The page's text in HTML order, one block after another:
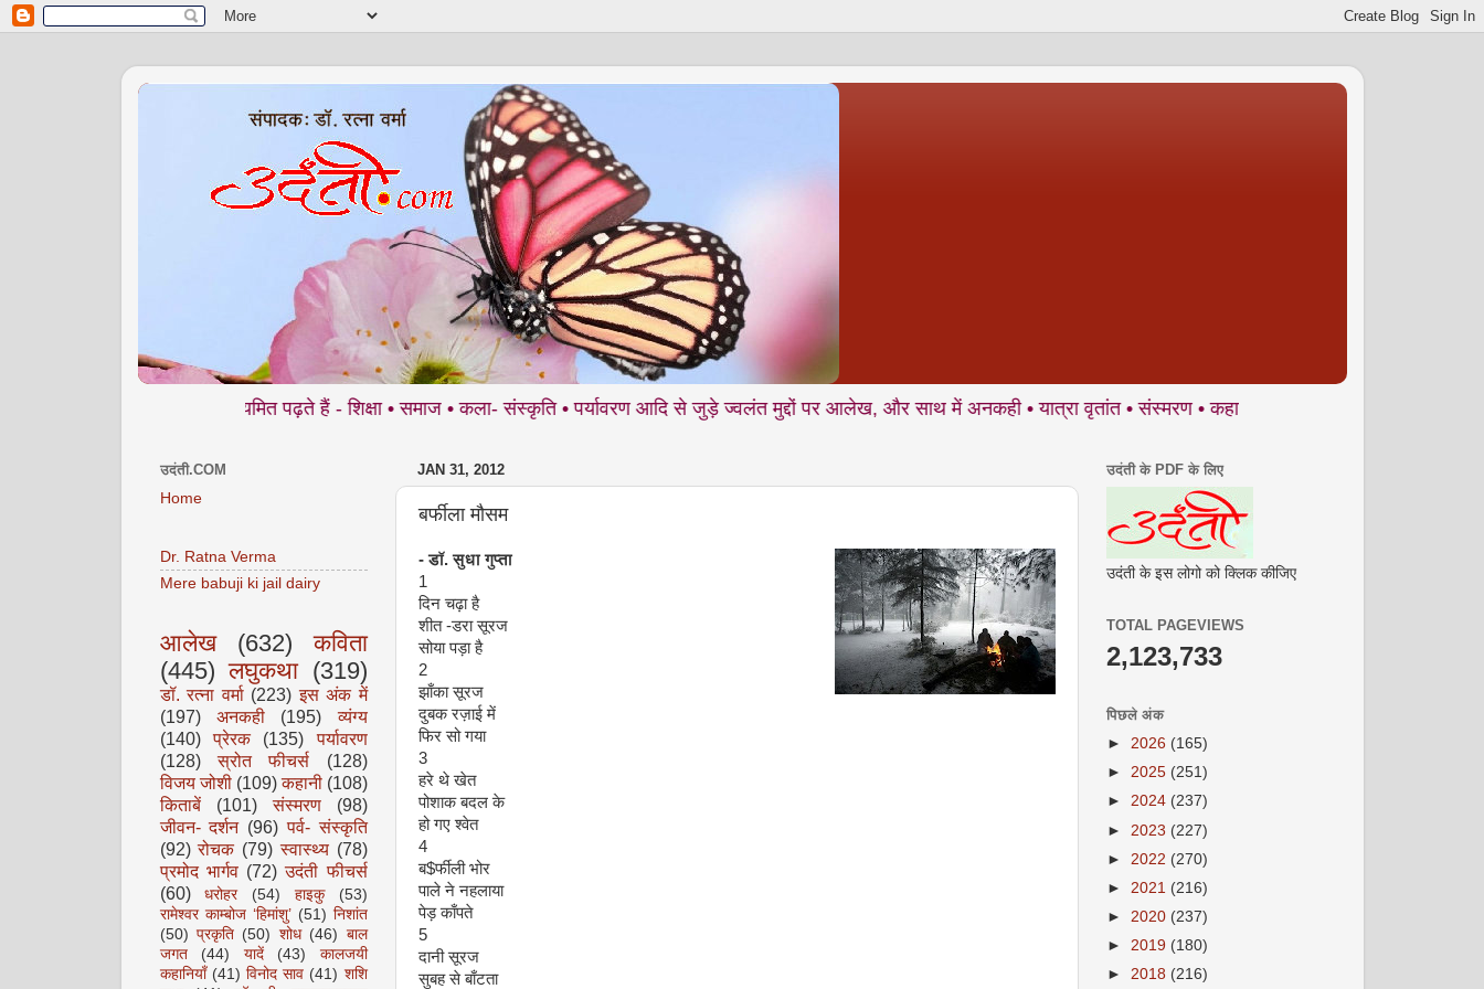
में आप नियमित पढ़ते हैं - शिक्षा • समाज • कला- संस्कृति • पर्यावरण आदि से जुड़े ज्वलंत मुद्दों पर आलेख, और साथ में अनकही • यात्रा वृतांत • संस्मरण • कहानी • कविता • व्यंग्य • लघुकथा • किताबें ...
JAN 31, 2012
बर्फीला मौसम
-डॉ.सुधा गुप्ता
1
दिन चढ़ा है
शीत -डरा सूरज
सोया पड़ा है
2
झाँका सूरज
दुबक रज़ाई में
फिर सो गया
3
हरे थे खेत
पोशाक बदल के
हो गए श्वेत
4
ब$र्फीली भोर
पाले ने नहलाया
पेड़ काँपते
5
दानी सूरज
सुबह से बाँटता
उदंती.COM
Home
Dr. Ratna Verma
Mere babuji ki jail dairy
आलेख (632)
कविता
(445) लघुकथा (319)
डॉ. रत्ना वर्मा (223) इस अंक में
(197)
अनकही (195)
व्यंग्य
(140)
प्रेरक (135)
पर्यावरण
(128)
स्रोत फीचर्स
(128)
विजय जोशी (109) कहानी (108)
किताबें
(101) संस्मरण
(98)
जीवन- दर्शन (96) पर्व- संस्कृति
(92) रोचक (79) स्वास्थ्य (78)
प्रमोद भार्गव (72) उदंती फीचर्स
(60)
धरोहर (54) हाइकु
(53)
रामेश्वर काम्बोज ‘हिमांशु’ (51) निशांत
(50) प्रकृति (50) शोध (46) बाल
जगत
(44) यादें (43)
कालजयी
कहानियाँ (41) विनोद साव (41) शशि
उदंती के PDF के लिए
उदंती के इस लोगो को क्लिक कीजिए
TOTAL PAGEVIEWS
2,123,733
पिछले अंक
► 2026 (165)
► 2025 (251)
► 2024 (237)
► 2023 (227)
► 2022 (270)
► 2021 (216)
► 2020 (237)
► 2019 (180)
► 2018 (216)